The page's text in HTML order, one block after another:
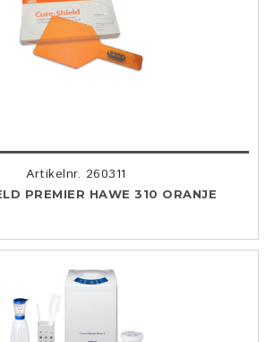
Artikelnr. 260311
PREMIER HAWE 310 ORANJE